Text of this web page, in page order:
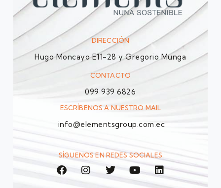
DIRECCIÓN
Hugo Moncayo E11-28 y Gregorio Munga
CONTACTO
099 939 6826
ESCRÍBENOS A NUESTRO MAIL
info@elementsgroup.com.ec
SÍGUENOS EN REDES SOCIALES